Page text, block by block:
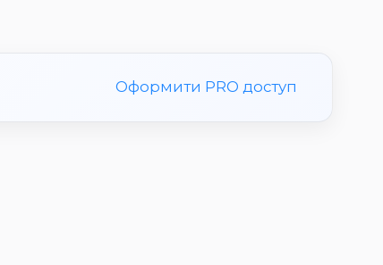
Оформити PRO доступ